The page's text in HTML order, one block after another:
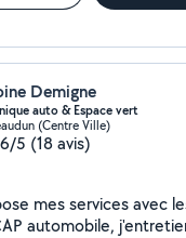
Demigne
auto & Espace vert
(Centre Ville)
5 (18 avis)
mes services avec
automobile,